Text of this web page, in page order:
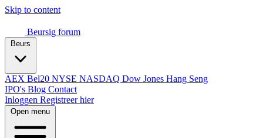
Skip to content
Beursig forum
AEX Bel20 NYSE NASDAQ Dow Jones Hang Seng
IPO's Blog Contact
Inloggen Registreer hier
Open menu